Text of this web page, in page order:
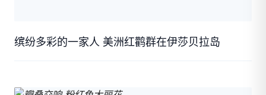
缤纷多彩的一家人 美洲红鹳群在伊莎贝拉岛